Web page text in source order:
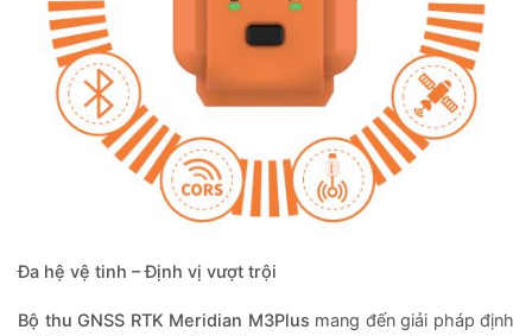
Đa hệ vệ tinh – Định vị vượt trội
Bộ thu GNSS RTK Meridian M3Plus mang đến giải pháp định